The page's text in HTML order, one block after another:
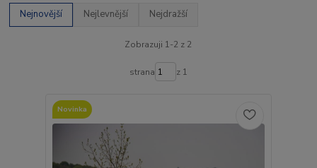
Nejnovější Nejlevnější Nejdražší
Zobrazuji 1-2 z 2
strana z 1
Novinka